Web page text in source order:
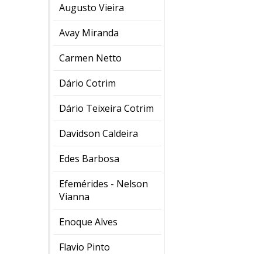
Augusto Vieira
Avay Miranda
Carmen Netto
Dário Cotrim
Dário Teixeira Cotrim
Davidson Caldeira
Edes Barbosa
Efemérides - Nelson
Vianna
Enoque Alves
Flavio Pinto